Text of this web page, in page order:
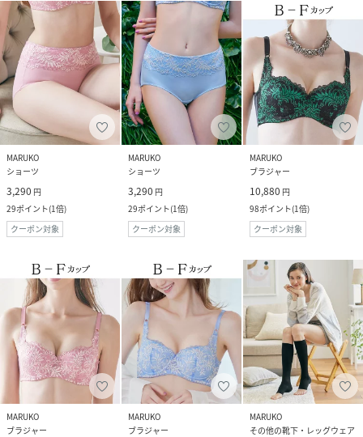
MARUKO
ショーツ
3,290 円
29ポイント(1倍)
クーポン対象
MARUKO
ショーツ
3,290 円
29ポイント(1倍)
クーポン対象
MARUKO
ブラジャー
10,880 円
98ポイント(1倍)
クーポン対象
MARUKO
ブラジャー
MARUKO
ブラジャー
MARUKO
その他の靴下・レッグウェア